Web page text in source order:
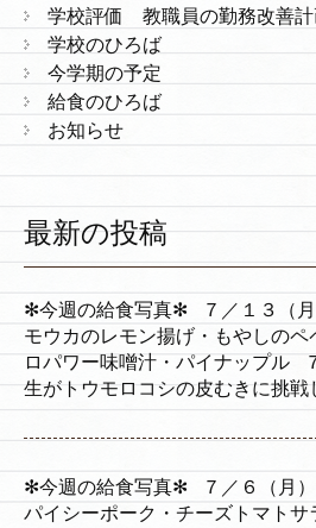
学校評価 教職員の勤務改善
学校のひろば
今学期の予定
給食のひろば
お知らせ
最新の投稿
✻今週の給食写真✻ ７／１３（月
モウカのレモン揚げ・もやしのペ
ロパワー味噌汁・パイナップル
生がトウモロコシの皮むきに挑
✻今週の給食写真✻ ７／６（月）
パイシーポーク・チーズトマトサ